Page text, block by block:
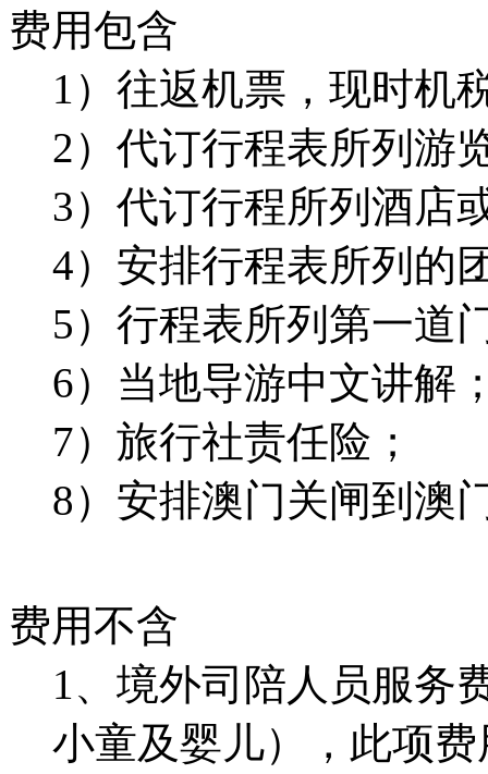
费用包含
1）往返机票，现
2）代订行程表所
3）代订行程所列酒
4）安排行程表所列
5）行程表所列
6）当地导游中文讲解
7）旅行社
8）安排澳门关闸到澳
费用不含
1、境外司陪人员服务
小童及婴儿），此项